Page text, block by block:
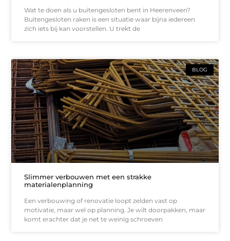
Wat te doen als u buitengesloten bent in Heerenveen?
Buitengesloten raken is een situatie waar bijna iedereen
zich iets bij kan voorstellen. U trekt de
BLOG
Slimmer verbouwen met een strakke
materialenplanning
Een verbouwing of renovatie loopt zelden vast op
motivatie, maar wel op planning. Je wilt doorpakken, maar
komt erachter dat je net te weinig schroeven